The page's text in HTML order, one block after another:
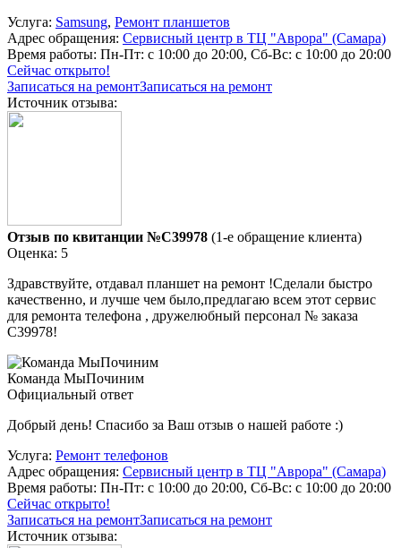
Услуга: Samsung, Ремонт планшетов
Адрес обращения: Сервисный центр в ТЦ "Аврора" (Самара)
Время работы: Пн-Пт: с 10:00 до 20:00, Сб-Вс: с 10:00 до 20:00
Сейчас открыто!
Записаться на ремонтЗаписаться на ремонт
Источник отзыва:
Отзыв по квитанции №C39978 (1-е обращение клиента)
Оценка: 5
Здравствуйте, отдавал планшет на ремонт !Сделали быстро
качественно, и лучше чем было,предлагаю всем этот сервис
для ремонта телефона , дружелюбный персонал № заказа
C39978!
Команда МыПочиним
Официальный ответ
Добрый день! Спасибо за Ваш отзыв о нашей работе :)
Услуга: Ремонт телефонов
Адрес обращения: Сервисный центр в ТЦ "Аврора" (Самара)
Время работы: Пн-Пт: с 10:00 до 20:00, Сб-Вс: с 10:00 до 20:00
Сейчас открыто!
Записаться на ремонтЗаписаться на ремонт
Источник отзыва: